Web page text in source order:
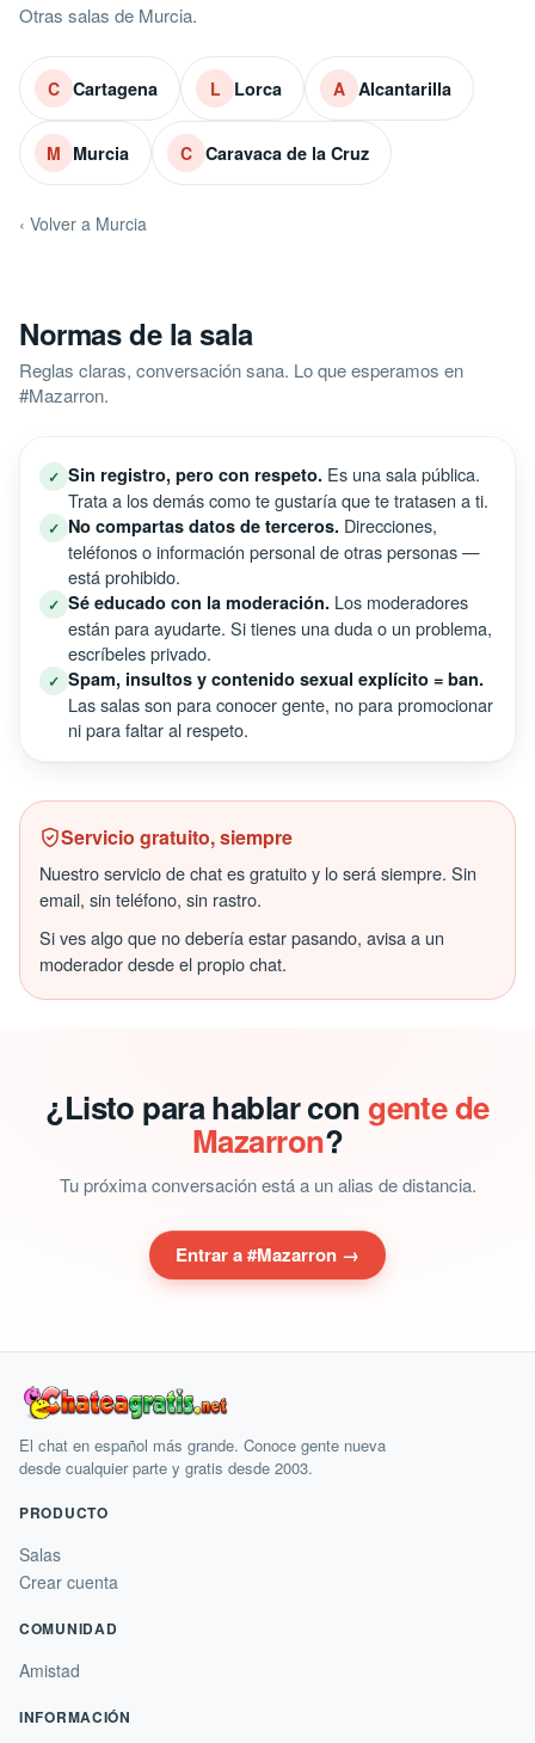
Otras salas de Murcia.
C Cartagena L Lorca A Alcantarilla
M Murcia C Caravaca de la Cruz
‹ Volver a Murcia
Normas de la sala
Reglas claras, conversación sana. Lo que esperamos en
#Mazarron.
✓ Sin registro, pero con respeto. Es una sala pública.
Trata a los demás como te gustaría que te tratasen a ti.
✓ No compartas datos de terceros. Direcciones,
teléfonos o información personal de otras personas —
está prohibido.
✓ Sé educado con la moderación. Los moderadores
están para ayudarte. Si tienes una duda o un problema,
escríbeles privado.
✓ Spam, insultos y contenido sexual explícito = ban.
Las salas son para conocer gente, no para promocionar
ni para faltar al respeto.
Servicio gratuito, siempre
Nuestro servicio de chat es gratuito y lo será siempre. Sin
email, sin teléfono, sin rastro.
Si ves algo que no debería estar pasando, avisa a un
moderador desde el propio chat.
¿Listo para hablar con gente de
Mazarron?
Tu próxima conversación está a un alias de distancia.
Entrar a #Mazarron →
El chat en español más grande. Conoce gente nueva
desde cualquier parte y gratis desde 2003.
PRODUCTO
Salas
Crear cuenta
COMUNIDAD
Amistad
INFORMACIÓN